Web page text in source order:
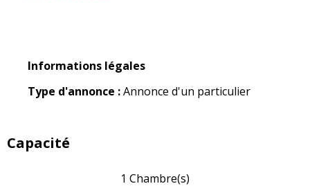
Informations légales
Informations légales
Type d'annonce :Annonce d'un particulier
Capacité
1 Chambre(s)